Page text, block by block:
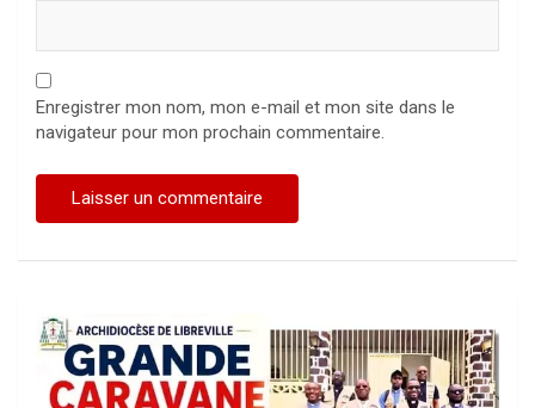
Enregistrer mon nom, mon e-mail et mon site dans le
navigateur pour mon prochain commentaire.